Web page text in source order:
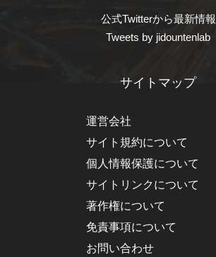
公式Twitterから最新情報
Tweets by jidountenlab
サイトマップ
運営会社
サイト規約について
個人情報保護について
サイトリンクについて
著作権について
免責事項について
お問い合わせ